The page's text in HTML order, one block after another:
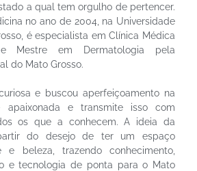
a qual tem orgulho de pertencer.
no ano de 2004, na Universidade
é especialista em Clínica Médica
Mestre em Dermatologia pela
do Mato Grosso.
e buscou aperfeiçoamento na
e transmite isso com
os que a conhecem. A ideia da
do desejo de ter um espaço
e beleza, trazendo conhecimento,
e tecnologia de ponta para o Mato